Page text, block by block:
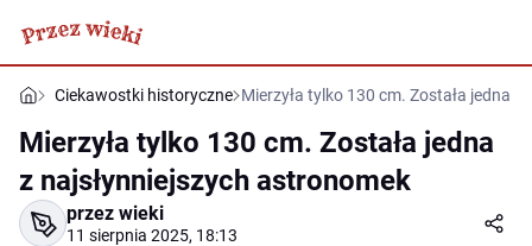
Ciekawostki historyczne Mierzyła tylko 130 cm. Została jedna
Mierzyła tylko 130 cm. Została jedna
z najsłynniejszych astronomek
przez wieki
11 sierpnia 2025, 18:13